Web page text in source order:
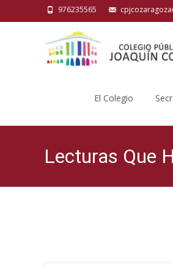
976235565
El Colegio
Lecturas Que